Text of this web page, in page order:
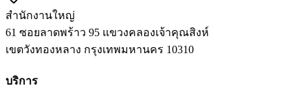
สำนักงานใหญ่
61 ซอยลาดพร้าว 95 แขวงคลองเจ้าคุณสิงห์
เขตวังทองหลาง กรุงเทพมหานคร 10310
บริการ